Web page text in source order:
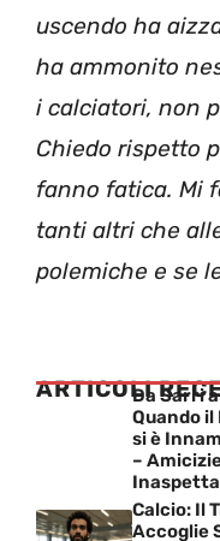
uscendo ha
ha ammonito
i calciatori, non
Chiedo rispetto
fanno fatica. Mi
tanti altri che
polemiche e se
ARTICOLIDa Sarri
Quando il
si è
–
Calcio: Il
Accoglie